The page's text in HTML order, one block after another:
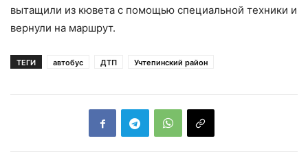
вытащили из кювета с помощью специальной техники и
вернули на маршрут.
ТЕГИ автобус ДТП Учтепинский район